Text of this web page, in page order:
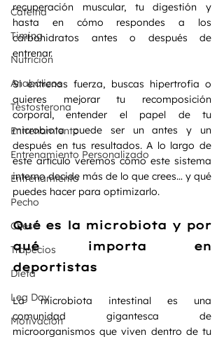
Cafeina
Timing
Nutrición
Anabólicos
Testosterona
Entrenamiento
Entrenamiento Personalizado
Entrenamiento
Pecho
Chest
Trapecios
Dieta
Leg Day
Motivación
recuperación muscular, tu digestión y
hasta en cómo respondes a los
carbohidratos antes o después de
entrenar.
Si entrenas fuerza, buscas hipertrofia o
quieres mejorar tu recomposición
corporal, entender el papel de tu
microbiota puede ser un antes y un
después en tus resultados. A lo largo de
este artículo veremos cómo este sistema
interno decide más de lo que crees… y qué
puedes hacer para optimizarlo.
Qué es la microbiota y por
qué importa en
deportistas
La microbiota intestinal es una
comunidad gigantesca de
microorganismos que viven dentro de tu